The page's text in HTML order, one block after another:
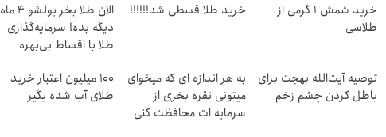
خرید شمش 1 گرمی از
طلاسی
خرید طلا قسطی شد!!!!!!
الان طلا بخر پولشو 4 ماه
دیگه بده! سرمایه‌گذاری
طلا با اقساط بی‌بهره
توصیه آیت‌الله بهجت برای
باطل کردن چشم زخم
به هر اندازه ای که میخوای
میتونی نقره بخری از
سرمایه ات محافظت کنی
100 میلیون اعتبار خرید
طلای آب شده بگیر